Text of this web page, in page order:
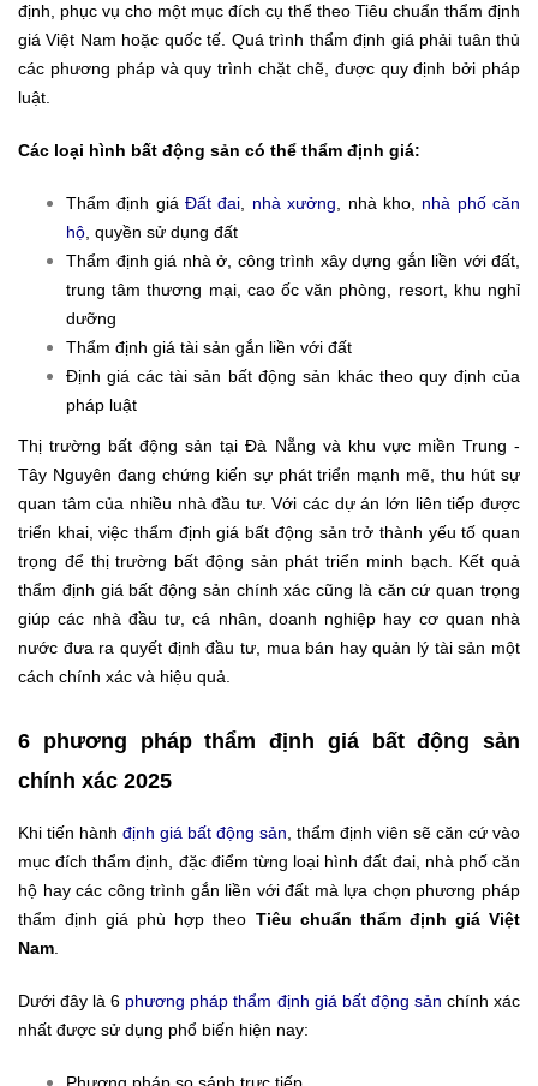
định, phục vụ cho một mục đích cụ thể theo Tiêu chuẩn thẩm định
giá Việt Nam hoặc quốc tế. Quá trình thẩm định giá phải tuân thủ
các phương pháp và quy trình chặt chẽ, được quy định bởi pháp
luật.
Các loại hình bất động sản có thể thẩm định giá:
Thẩm định giá Đất đai nhà xưởng , nhà kho, nhà phố căn
hộ , quyền sử dụng đất
Thẩm định giá nhà ở, công trình xây dựng gắn liền với đất,
trung tâm thương mại, cao ốc văn phòng, resort, khu nghỉ
dưỡng
Thẩm định giá tài sản gắn liền với đất
Định giá các tài sản bất động sản khác theo quy định của
pháp luật
Thị trường bất động sản tại Đà Nẵng và khu vực miền Trung -
Tây Nguyên đang chứng kiến sự phát triển mạnh mẽ, thu hút sự
quan tâm của nhiều nhà đầu tư. Với các dự án lớn liên tiếp được
triển khai, việc thẩm định giá bất động sản trở thành yếu tố quan
trọng để thị trường bất động sản phát triển minh bạch. Kết quả
thẩm định giá bất động sản chính xác cũng là căn cứ quan trọng
giúp các nhà đầu tư, cá nhân, doanh nghiệp hay cơ quan nhà
nước đưa ra quyết định đầu tư, mua bán hay quản lý tài sản một
cách chính xác và hiệu quả.
6 phương pháp thẩm định giá bất động sản
chính xác 2025
Khi tiến hành định giá bất động sản , thẩm định viên sẽ căn cứ vào
mục đích thẩm định, đặc điểm từng loại hình đất đai, nhà phố căn
hộ hay các công trình gắn liền với đất mà lựa chọn phương pháp
thẩm định giá phù hợp theo Tiêu chuẩn thẩm định giá Việt
Nam
Dưới đây là 6 phương pháp thẩm định giá bất động sản chính xác
nhất được sử dụng phổ biến hiện nay: